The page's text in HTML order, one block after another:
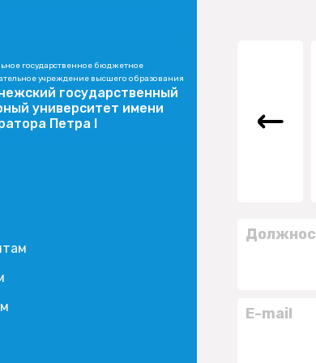
государственное бюджетное
учреждение высшего образования
государственный
университет имени
Петра I
обучения
отпуска
E-mail